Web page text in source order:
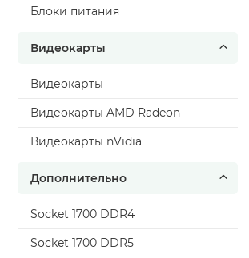
Блоки питания
Видеокарты
Видеокарты
Видеокарты AMD Radeon
Видеокарты nVidia
Дополнительно
Socket 1700 DDR4
Socket 1700 DDR5